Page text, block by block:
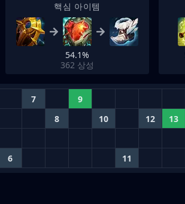
핵심 아이템
54.1%
362 상성
7 9
8 10 12 13
6 11